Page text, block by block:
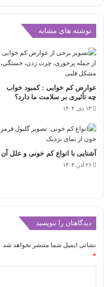
نوشته های مشابه
عوارض کم خوابی : کمبود خواب
چه تأثیری بر سلامت ما دارد؟
۱۳ دی, ۱۴۰۴
آشنایی با انواع کم خونی و علل آن
۲۶ آذر, ۱۴۰۴
دیدگاهتان را بنویسید
نشانی ایمیل شما منتشر نخواهد شد.
*